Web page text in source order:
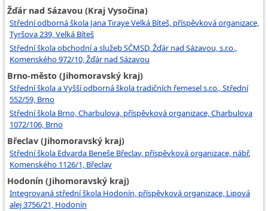
Žďár nad Sázavou (Kraj Vysočina)
Střední odborná škola Jana Tiraye Velká Bíteš, příspěvková organizace,
Tyršova 239, Velká Bíteš
Střední škola obchodní a služeb SČMSD, Žďár nad Sázavou, s.r.o.,
Komenského 972/10, Žďár nad Sázavou
Brno-město (Jihomoravský kraj)
Střední škola a Vyšší odborná škola tradičních řemesel s.r.o., Střední
552/59, Brno
Střední škola Brno, Charbulova, příspěvková organizace, Charbulova
1072/106, Brno
Břeclav (Jihomoravský kraj)
Střední škola Edvarda Beneše Břeclav, příspěvková organizace, nábř.
Komenského 1126/1, Břeclav
Hodonín (Jihomoravský kraj)
Integrovaná střední škola Hodonín, příspěvková organizace, Lipová
alej 3756/21, Hodonín